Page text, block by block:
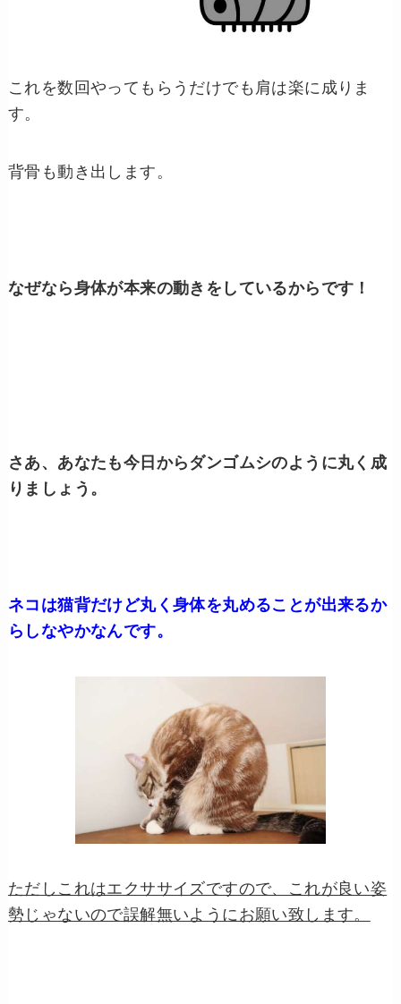
これを数回やってもらうだけでも肩は楽に成りま
す。
背骨も動き出します。
なぜなら身体が本来の動きをしているからです！
さあ、あなたも今日からダンゴムシのように丸く成
りましょう。
ネコは猫背だけど丸く身体を丸めることが出来るか
らしなやかなんです。
ただしこれはエクササイズですので、これが良い姿
勢じゃないので誤解無いようにお願い致します。